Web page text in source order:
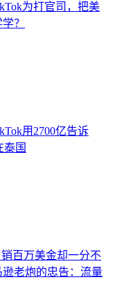
为打官司，把美
？
用2700亿告诉
泰国
销百万美金却一分不
老炮的忠告：流量